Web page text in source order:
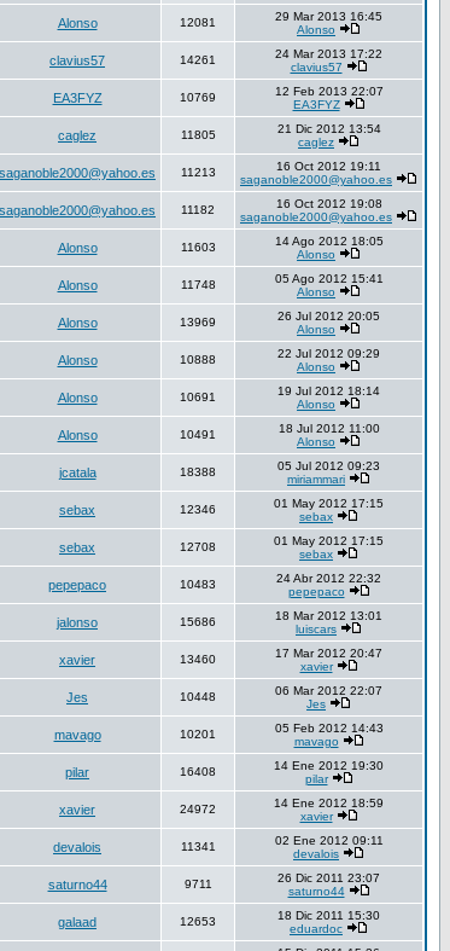
Alonso 12081
29 Mar 2013 16:45
Alonso
clavius57 14261
24 Mar 2013 17:22
clavius57
EA3FYZ 10769
12 Feb 2013 22:07
EA3FYZ
caglez 11805
21 Dic 2012 13:54
caglez
saganoble2000@yahoo.es 11213
16 Oct 2012 19:11
saganoble2000@yahoo.es
saganoble2000@yahoo.es 11182
16 Oct 2012 19:08
saganoble2000@yahoo.es
Alonso 11603
14 Ago 2012 18:05
Alonso
Alonso 11748
05 Ago 2012 15:41
Alonso
Alonso 13969
26 Jul 2012 20:05
Alonso
Alonso 10888
22 Jul 2012 09:29
Alonso
Alonso 10691
19 Jul 2012 18:14
Alonso
Alonso 10491
18 Jul 2012 11:00
Alonso
jcatala 18388
05 Jul 2012 09:23
miriammari
sebax 12346
01 May 2012 17:15
sebax
sebax 12708
01 May 2012 17:15
sebax
pepepaco 10483
24 Abr 2012 22:32
pepepaco
jalonso 15686
18 Mar 2012 13:01
luiscars
xavier 13460
17 Mar 2012 20:47
xavier
Jes 10448
06 Mar 2012 22:07
Jes
mavago 10201
05 Feb 2012 14:43
mavago
pilar 16408
14 Ene 2012 19:30
pilar
xavier 24972
14 Ene 2012 18:59
xavier
devalois 11341
02 Ene 2012 09:11
devalois
saturno44 9711
26 Dic 2011 23:07
saturno44
galaad 12653
18 Dic 2011 15:30
eduardoc